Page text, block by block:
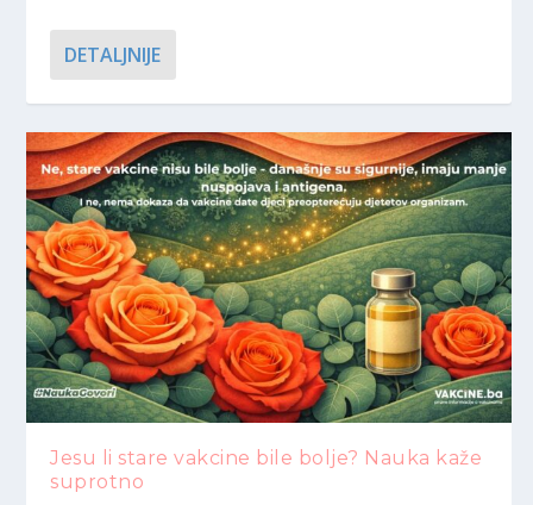
DETALJNIJE
Jesu li stare vakcine bile bolje? Nauka kaže
suprotno